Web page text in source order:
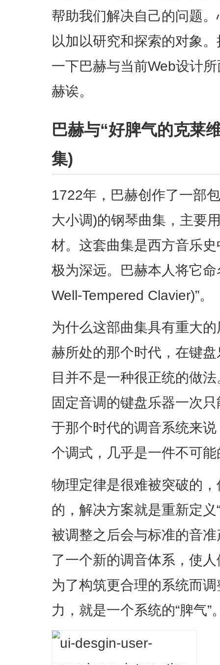
帮助我们解决自己的问题
以加以研究和探索的对象 。
一下巴赫与当前Web设计
赫诶。
巴赫与“好脾气的克莱
集)
1722年，巴赫创作了一部
大小调)的钢琴曲集，主要
材。这套曲集是西方音乐
极为深远。巴赫本人将它
Well-Tempered Clavier)”。
为什么这部曲集具有重大
赫所处的那个时代，在键
目并不是一种很正统的做
固定音调的键盘乐器一次
于那个时代的调音系统来
个调式，几乎是一件不可
物理定律是很难被突破的
的，解决方案就是重新定
被调整之后会与标准的音
了一个新的调音体系，使
为了构筑更合理的系统而
力，就是一个系统的“脾气”